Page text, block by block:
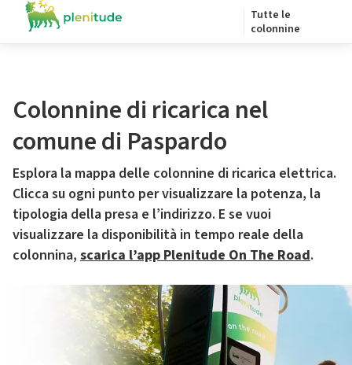
Tutte le
colonnine
Colonnine di ricarica nel
comune di Paspardo
Esplora la mappa delle colonnine di ricarica elettrica.
Clicca su ogni punto per visualizzare la potenza, la
tipologia della presa e l’indirizzo. E se vuoi
visualizzare la disponibilità in tempo reale della
colonnina, scarica l’app Plenitude On The Road.